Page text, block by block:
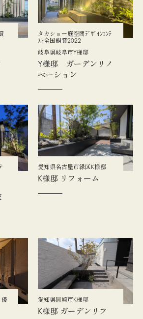
タカショー庭空間ﾃﾞｻﾞｲﾝｺﾝﾃ
ｽﾄ全国銅賞2022
岐阜県岐阜市Y様邸
Y様邸 ガーデンリノ
ベーション
愛知県名古屋市緑区K様邸
K様邸 リフォーム
優
愛知県岡崎市K様邸
K様邸 ガーデンリフ